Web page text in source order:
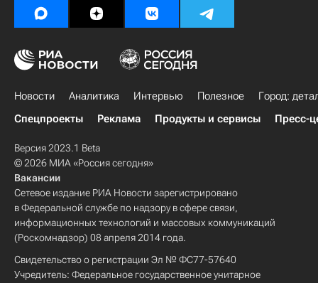
Новости Аналитика Интервью Полезное
Город:
Спецпроекты
Реклама Продукты и сервисы Пресс-
Версия 2023.1 Beta
© 2026 МИА «Россия сегодня»
Вакансии
Сетевое издание РИА Новости зарегистрировано
в Федеральной службе по надзору в сфере связи,
информационных технологий и массовых коммуникаций
(Роскомнадзор) 08 апреля 2014 года.
Свидетельство о регистрации Эл № ФС77-57640
Учредитель: Федеральное государственное унитарное